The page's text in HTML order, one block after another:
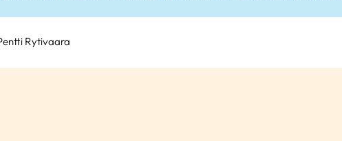
Rytivaara